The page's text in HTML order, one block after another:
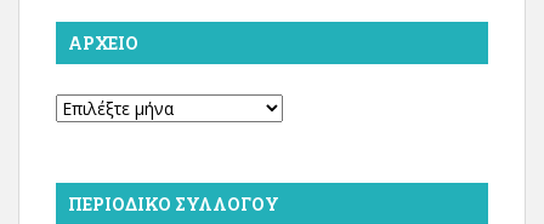
ΑΡΧΕΊΟ
Αρχείο
ΠΕΡΙΟΔΙΚΌ ΣΥΛΛΌΓΟΥ